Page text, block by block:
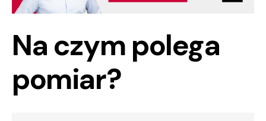
Na czym polega
pomiar?